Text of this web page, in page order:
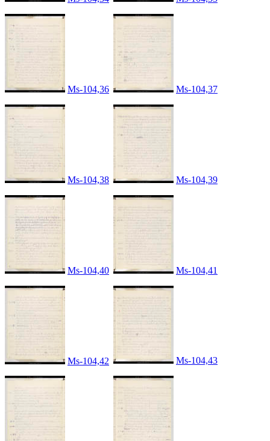
Ms-104,36 Ms-104,37
Ms-104,38 Ms-104,39
Ms-104,40 Ms-104,41
Ms-104,42 Ms-104,43